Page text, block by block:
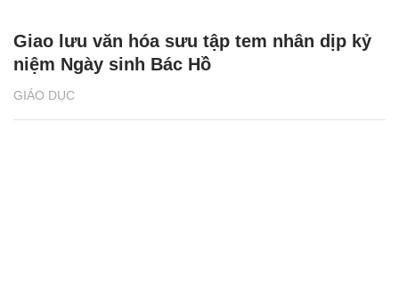
GIÁO DỤC
Giao lưu văn hóa sưu tập tem nhân dịp kỷ
niệm Ngày sinh Bác Hồ